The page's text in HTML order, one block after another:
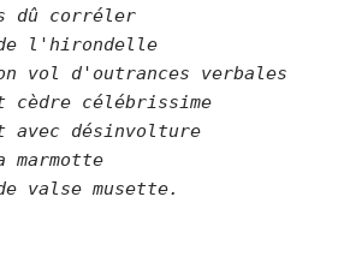
dû corréler
de l'hirondelle
vol d'outrances verbales
cèdre célébrissime
avec désinvolture
de valse musette.